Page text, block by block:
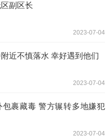
副区长
2023-07-04
近不慎落水 幸好遇到他们
2023-07-04
包裹藏毒 警方辗转多地嫌犯
2023-07-04